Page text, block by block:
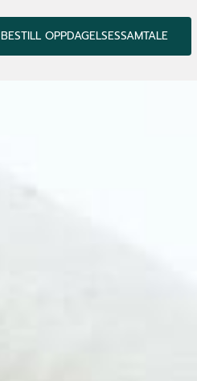
BESTILL OPPDAGELSESSAMTALE